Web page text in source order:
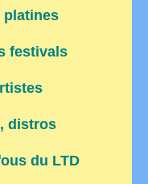
platines
festivals
distros
du LTD